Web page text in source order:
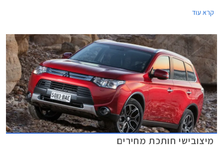
מצויידת במנוע 1.8 ליטר המפיק 140 כ"ס ומשודך לתיבת הילוכים אוטומטית
רציפה (CVT). תיבת הילוכים זו מאפשרת גם בחירה ידנית מבין שישה יחסי
העברה קבועים דרך מנופים הממוקמים מאחורי גלגל ההגה. מבנה הספורטבק
כולל דלת חמישית וכך מתאפשר קיפול המושבים האחוריים והגדלת נפח תא
המטען בלחיצת כפתור אחת מ- 344 ליטרים ל- 1394 ליטרים.
קרא עוד
מיצובישי חותכת מחירים